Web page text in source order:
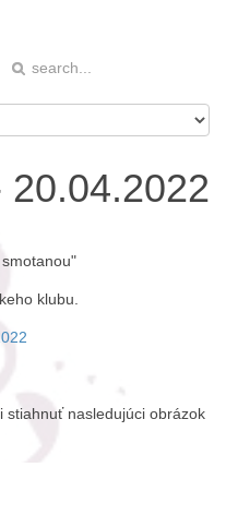
20.04.2022
klubu.
stiahnuť nasledujúci obrázok